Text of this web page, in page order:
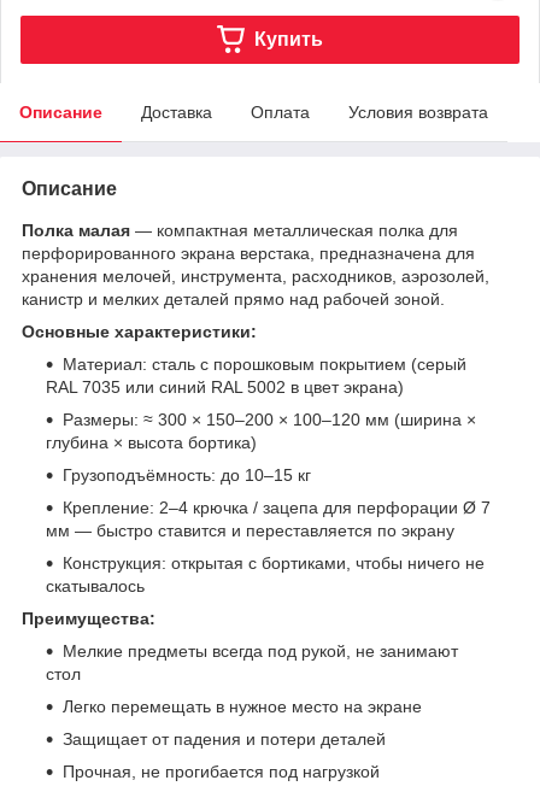
Купить
Описание Доставка Оплата Условия возврата
Описание
Полка малая — компактная металлическая полка для
перфорированного экрана верстака, предназначена для
хранения мелочей, инструмента, расходников, аэрозолей,
канистр и мелких деталей прямо над рабочей зоной.
Основные характеристики:
Материал: сталь с порошковым покрытием (серый
RAL 7035 или синий RAL 5002 в цвет экрана)
Размеры: ≈ 300 × 150–200 × 100–120 мм (ширина ×
глубина × высота бортика)
Грузоподъёмность: до 10–15 кг
Крепление: 2–4 крючка / зацепа для перфорации Ø 7
мм — быстро ставится и переставляется по экрану
Конструкция: открытая с бортиками, чтобы ничего не
скатывалось
Преимущества:
Мелкие предметы всегда под рукой, не занимают
стол
Легко перемещать в нужное место на экране
Защищает от падения и потери деталей
Прочная, не прогибается под нагрузкой